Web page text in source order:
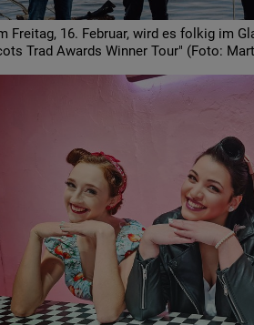
Freitag, 16. Februar, wird es folkig im
Trad Awards Winner Tour" (Foto: